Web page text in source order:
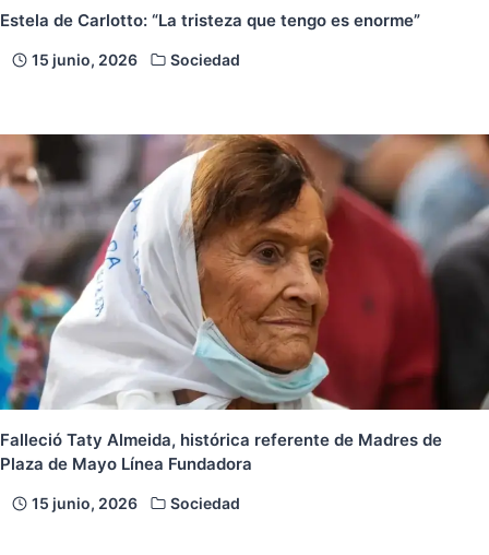
Estela de Carlotto: “La tristeza que tengo es enorme”
15 junio, 2026 Sociedad
Falleció Taty Almeida, histórica referente de Madres de
Plaza de Mayo Línea Fundadora
15 junio, 2026 Sociedad